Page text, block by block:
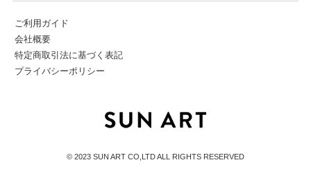
ご利用ガイド
会社概要
特定商取引法に基づく表記
プライバシーポリシー
© 2023 SUN ART CO,LTD ALL RIGHTS RESERVED